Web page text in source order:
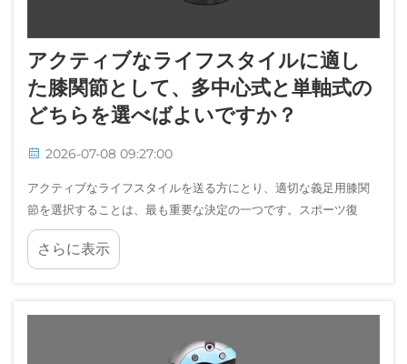
アクティブなライフスタイルに適し
た膝関節として、多中心式と単軸式の
どちらを選べばよいですか？
2026-07-08 09:27:00
アクティブなライフスタイルを送る方にとり、適切な義足用膝関
節を選択することは、最も重要な決定の一つです。スポーツ復
帰、ハイキング、あるいは日常的な高負荷活動への参加を目指す
場合でも、多軸式…の違いを理解することが不可欠です。
さらに表示